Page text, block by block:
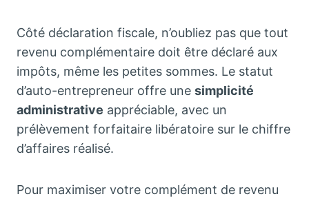
Côté déclaration fiscale, n’oubliez pas que tout
revenu complémentaire doit être déclaré aux
impôts, même les petites sommes. Le statut
d’auto-entrepreneur offre une simplicité
administrative appréciable, avec un
prélèvement forfaitaire libératoire sur le chiffre
d’affaires réalisé.
Pour maximiser votre complément de revenu